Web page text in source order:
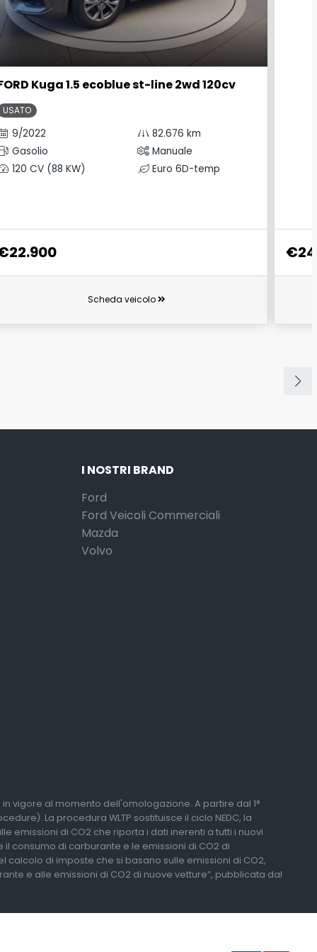
Kuga 1.5 ecoblue st-line 2wd 120cv
USATO
9/2022
82.676 km
Gasolio
Manuale
120 CV (88 KW)
Euro 6D-temp
Scheda veicolo
I NOSTRI BRAND
Ford
Ford Veicoli Commerciali
Mazda
Volvo
vigore al momento dell'omologazione. A partire dal 1°
La procedura WLTP sostituisce il ciclo NEDC, la
emissioni di CO2 che riporta i dati inerenti a tutti i nuovi
consumo di carburante e le emissioni di CO2 di
di imposte che si basano sulle emissioni di CO2,
e alle emissioni di CO2 di nuove vetture”, pubblicata dal